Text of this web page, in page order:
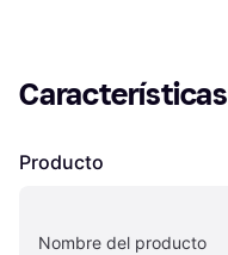
Características
Producto
Nombre del producto